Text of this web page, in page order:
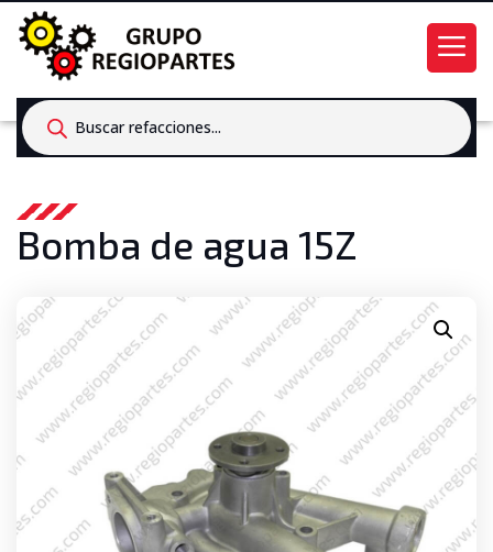
Products
search
Bomba de agua 15Z